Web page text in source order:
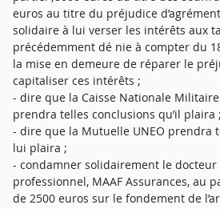
euros au titre du préjudice
solidaire à lui verser les intérêts aux
précédemment dé nie à compter du
la mise en demeure de réparer le
capitaliser ces intérêts ;
- dire que la Caisse Nationale
prendra telles conclusions qu’il plaira ;
- dire que la Mutuelle UNEO prendra
lui plaira ;
- condamner solidairement le
professionnel, MAAF Assurances, au
de 2500 euros sur le fondement de